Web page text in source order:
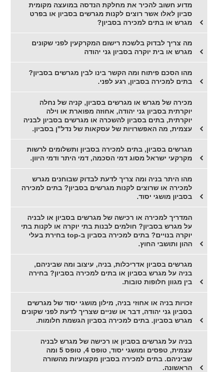
מדוע חשוב להכיר את מחלקת הנדסה במועצה מקומית
סביון לאלו אשר רוצים לקנות מגרשים בסביון או בפרט
מגרש או בתים למכירה בסביון?
מה צריך לבדוק בלשכת רישום המקרקעין לפני שקונים
מגרש או בית יוקרה בסביון גני יהודה
מהו הסכם פיתוח ומה הקשר בינו לבין מגרשים בסביון?
בתים למכירה בסביון, רגע לפני.
מכירה של מגרש או מגרשים בסביון, קניה של נחלה
יוקרתית בסביון גני יהודה, אחוזה מפוארת או וילה
יוקרתית, בתים בסביון להשכרה או מגרשים בסביון לבניה
עצמית, מה האפשרויות של עסקאות של נדל"ן בסביון.
מגרשים בסביון, בתים למכירה בסביון ותשלומים לרשות
מקרקעי ישראל מסוג דמי הסכמה, דמי היתר ודמי היוון.
מהו היתר בניה ומה צריך לדעת לבדוק שבוחנים מגרש
למכירה או שרוצים לקנות מגרשים בסביון? בתים למכירה
בסביון מושגי יסוד.
המדריך למכירה או רכישה של מגרשים בסביון או לבניה
על מגרש בסביון? חולמים לבנות בתי יוקרה או לקנות בתי
יוקרה בנויים? בתים למכירה בסביון ב-top בחירת בעלי
ההון ותושבי החוץ.
מגרשים בסביון אדריכלות, בניה, עיצוב ומה שביניהם,
בניה על מגרש בסביון או בתים למכירה בסביון? בחירה
בין מגוון חלופות טובות.
זכויות בניה או אחוזי בניה, מילון מושגי יסוד של מגרשים
בסביון גני יהודה, דבר או שניים שצריך לדעת לפני שקונים
מגרש בסביון. בתים למכירה בסביון הגשמת חלומות.
בניה על מגרשים בסביון או רכישה של מגרש לבניה
עצמית, טפסים ומושגי יסוד, טופס 4, טופס 5 ומה
שביניהם. בתים למכירה בסביון מקצועיות מהשורה
הראשונה.